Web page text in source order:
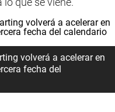
volverá a acelerar en
fecha del